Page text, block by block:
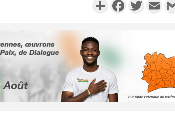
Côte d'Ivoire :
2026,
battant de la